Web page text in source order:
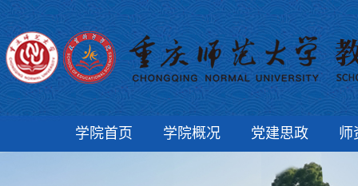
学院首页 学院概况 党建思政 师